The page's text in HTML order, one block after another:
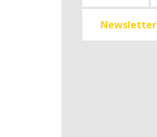
Newsletter